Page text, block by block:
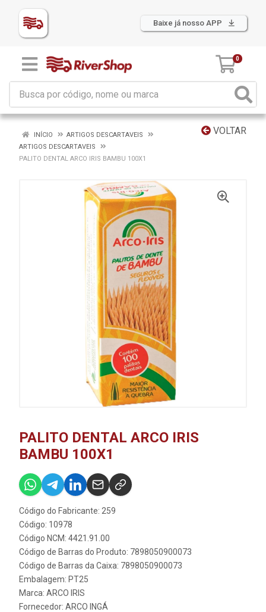
Baixe já nosso APP
0
VOLTAR
INÍCIO
ARTIGOS DESCARTAVEIS
ARTIGOS DESCARTAVEIS
PALITO DENTAL ARCO IRIS BAMBU 100X1
PALITO DENTAL ARCO IRIS
BAMBU 100X1
Código do Fabricante: 259
Código: 10978
Código NCM: 4421.91.00
Código de Barras do Produto: 7898050900073
Código de Barras da Caixa: 7898050900073
Embalagem: PT25
Marca: ARCO IRIS
Fornecedor: ARCO INGÁ